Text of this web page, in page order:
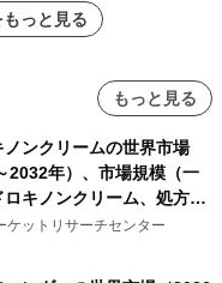
っと見る
もっと見る
ンクリームの世界市場
2032年）、市場規模（一
キノンクリーム、処方用
ンクリーム）・分析レポ
ケットリサーチセンター